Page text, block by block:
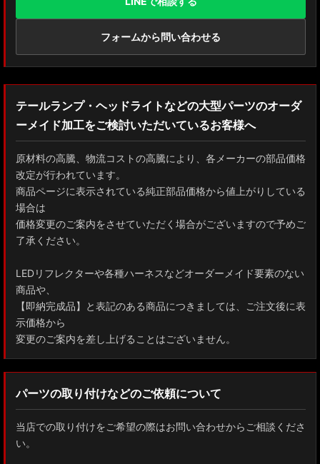
フォームから問い合わせる
テールランプ・ヘッドライトなどの大型パーツのオーダ
ーメイド加工をご検討いただいているお客様へ
原材料の高騰、物流コストの高騰により、各メーカーの部品価格
改定が行われています。
商品ページに表示されている純正部品価格から値上がりしている
場合は
価格変更のご案内をさせていただく場合がございますので予めご
了承ください。
LEDリフレクターや各種ハーネスなどオーダーメイド要素のない
商品や、
【即納完成品】と表記のある商品につきましては、ご注文後に表
示価格から
変更のご案内を差し上げることはございません。
パーツの取り付けなどのご依頼について
当店での取り付けをご希望の際はお問い合わせからご相談くださ
い。